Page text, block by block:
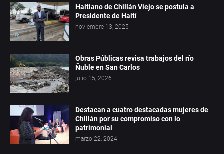
Haitiano de Chillán Viejo se postula a
Presidente de Haití
noviembre 13, 2025
Obras Públicas revisa trabajos del río
Ñuble en San Carlos
julio 15, 2026
Destacan a cuatro destacadas mujeres de
Chillán por su compromiso con lo
patrimonial
marzo 22, 2024